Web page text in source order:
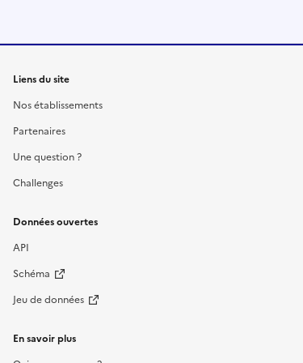
Liens du site
Nos établissements
Partenaires
Une question ?
Challenges
Données ouvertes
API
Schéma
Jeu de données
En savoir plus